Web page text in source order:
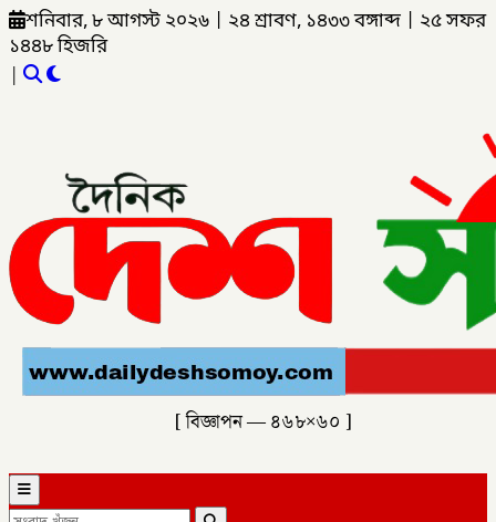
শনিবার, ৮ আগস্ট ২০২৬ ২৪ শ্রাবণ, ১৪৩৩ বঙ্গাব্দ
২৫ সফর
১৪৪৮ হিজরি
|
[ বিজ্ঞাপন — ৪৬৮×৬০ ]